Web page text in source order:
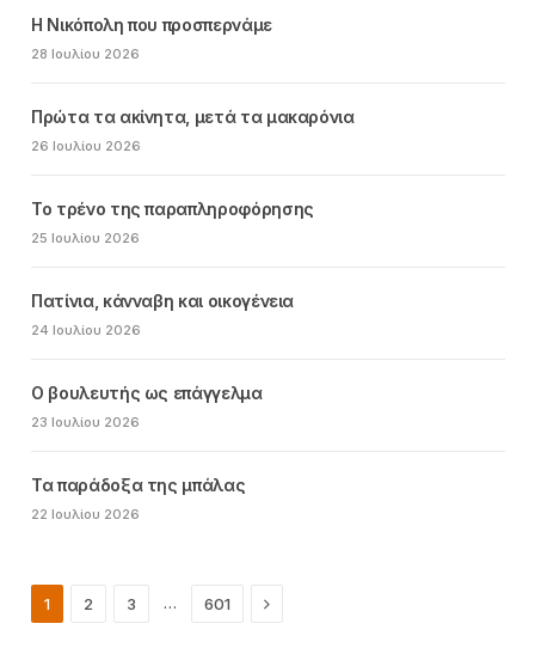
Η Νικόπολη που προσπερνάμε
28 Ιουλίου 2026
Πρώτα τα ακίνητα, μετά τα μακαρόνια
26 Ιουλίου 2026
Το τρένο της παραπληροφόρησης
25 Ιουλίου 2026
Πατίνια, κάνναβη και οικογένεια
24 Ιουλίου 2026
Ο βουλευτής ως επάγγελμα
23 Ιουλίου 2026
Τα παράδοξα της μπάλας
22 Ιουλίου 2026
1 2 3 … 601 Next